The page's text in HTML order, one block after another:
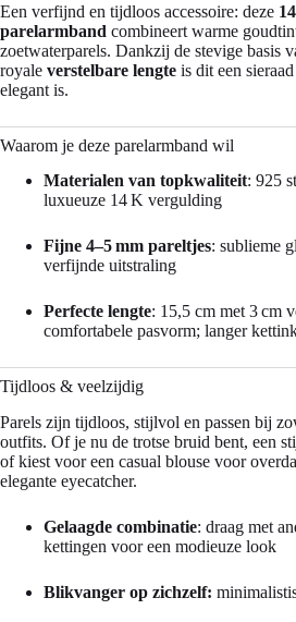
Een verfijnd en tijdloos accessoire: deze
parelarmband combineert warme
zoetwaterparels. Dankzij de stevige basis
royale verstelbare lengte is dit een
elegant is.
Waarom je deze parelarmband wil
Materialen van topkwaliteit: 925
luxueuze 14 K vergulding
Fijne 4–5 mm pareltjes: sublieme
verfijnde uitstraling
Perfecte lengte: 15,5 cm met 3 cm
comfortabele pasvorm; langer
Tijdloos & veelzijdig
Parels zijn tijdloos, stijlvol en passen bij
outfits. Of je nu de trotse bruid bent, een
of kiest voor een casual blouse voor
elegante eyecatcher.
Gelaagde combinatie: draag met
kettingen voor een modieuze look
Blikvanger op zichzelf: